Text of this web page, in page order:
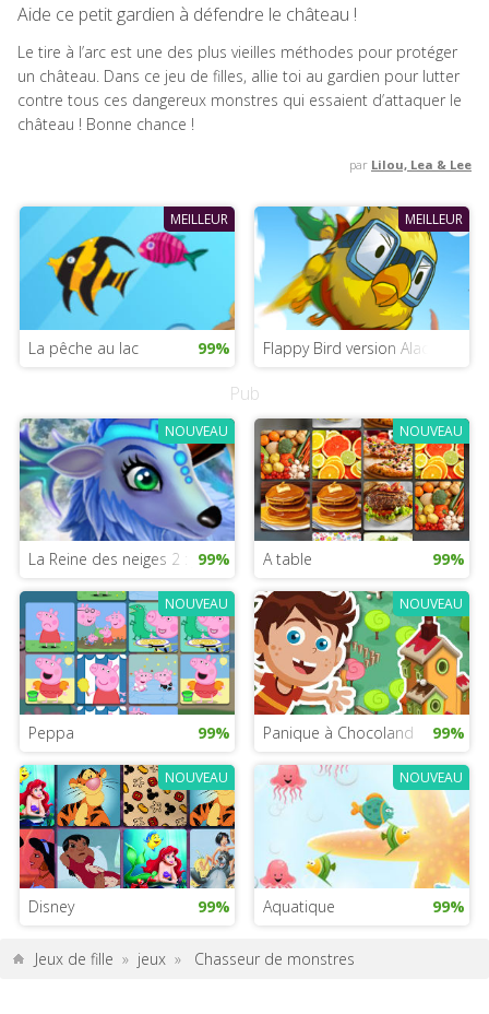
Aide ce petit gardien à défendre le château !
Le tire à l’arc est une des plus vieilles méthodes pour protéger
un château. Dans ce jeu de filles, allie toi au gardien pour lutter
contre tous ces dangereux monstres qui essaient d’attaquer le
château ! Bonne chance !
par Lilou, Lea & Lee
MEILLEUR
La pêche au lac 99%
MEILLEUR
Flappy Bird version Aladdin
Pub
NOUVEAU
La Reine des neiges 2 : jeux animaux
99%
NOUVEAU
A table 99%
NOUVEAU
Peppa 99%
NOUVEAU
Panique à Chocoland 99%
NOUVEAU
Disney 99%
NOUVEAU
Aquatique 99%
Jeux de fille » jeux » Chasseur de monstres